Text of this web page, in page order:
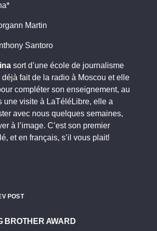
Martin
Santoro
sort d’une école de journalisme
déjà fait de la radio à Moscou et elle
compléter son enseignement, au
une visite à LaTéléLibre, elle a
avec nous quelques semaines,
à l’image. C’est son premier
et en français, s’il vous plait!
POST
BROTHER AWARD